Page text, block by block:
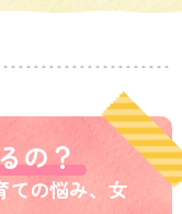
の？
ての悩み、女